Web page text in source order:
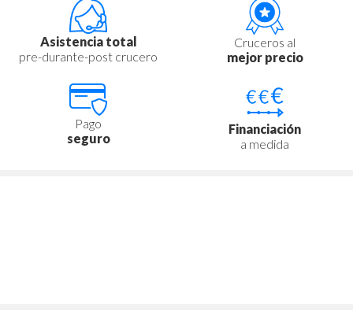
Asistencia total
pre-durante-post crucero
Cruceros al
mejor precio
Pago
seguro
Financiación
a medida